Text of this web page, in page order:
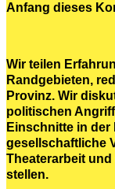
Anfang dieses
Wir teilen
Randgebieten,
Provinz. Wir
politischen
Einschnitte in
gesellschaftliche
Theaterarbeit
stellen.